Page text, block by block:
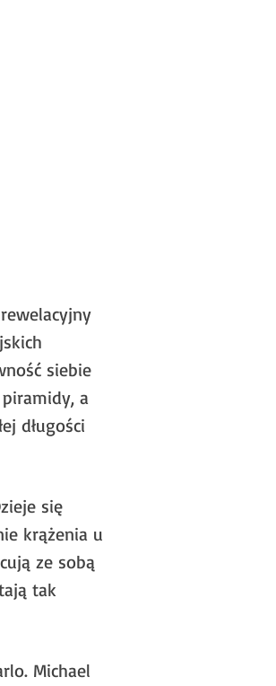
siebie
a
długości
się
krążenia u
ze sobą
tak
Michael